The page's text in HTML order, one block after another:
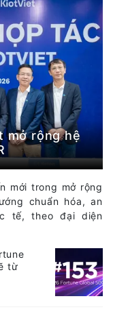
mở rộng hệ
mới trong mở rộng
chuẩn hóa, an
tế, theo đại diện
từ